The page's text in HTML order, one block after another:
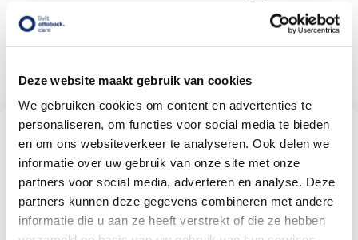
Deze website maakt gebruik van cookies
We gebruiken cookies om content en advertenties te
personaliseren, om functies voor social media te bieden
en om ons websiteverkeer te analyseren. Ook delen we
informatie over uw gebruik van onze site met onze
partners voor social media, adverteren en analyse. Deze
partners kunnen deze gegevens combineren met andere
informatie die u aan ze heeft verstrekt of die ze hebben
8.3
Vind een Livit orthesen en
braces locatie bij u in de buurt
Met meer dan 140 locaties vindt u altijd een locatie bij
u in de buurt